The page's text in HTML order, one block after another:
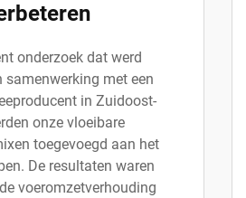
onderzoek dat werd
samenwerking met een
in Zuidoost-
onze vloeibare
toegevoegd aan het
De resultaten waren
voeromzetverhouding